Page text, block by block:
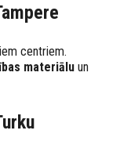
centriem.
materiālu un